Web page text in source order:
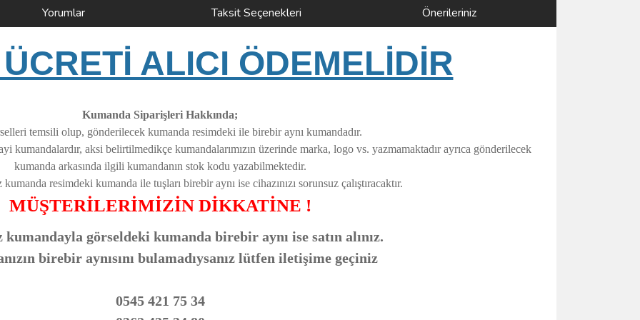
Yorumlar Taksit Seçenekleri Önerileriniz
ALICI ÖDEMELİDİR
Kumanda Siparişleri Hakkında;
temsili olup, gönderilecek kumanda resimdeki ile birebir aynı kumandadır.
kumandalardır, aksi belirtilmedikçe kumandalarımızın üzerinde marka, logo vs. yazmamaktadır ayrıca gönderilecek
kumanda arkasında ilgili kumandanın stok kodu yazabilmektedir.
resimdeki kumanda ile tuşları birebir aynı ise cihazınızı sorunsuz çalıştıracaktır.
MÜŞTERİLERİMİZİN DİKKATİNE !
kumandayla görseldeki kumanda birebir aynı ise satın alınız.
birebir aynısını bulamadıysanız lütfen iletişime geçiniz
0545 421 75 34